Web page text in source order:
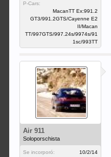
P-Cars:
MacanTT Ex:991.2
GT3/991.2GTS/Cayenne E2
II/Macan
TT/997GTS/997.24s/9974s/91
1sc/993TT
Air 911
Soloporschista
Se incorporó:
10/2/14